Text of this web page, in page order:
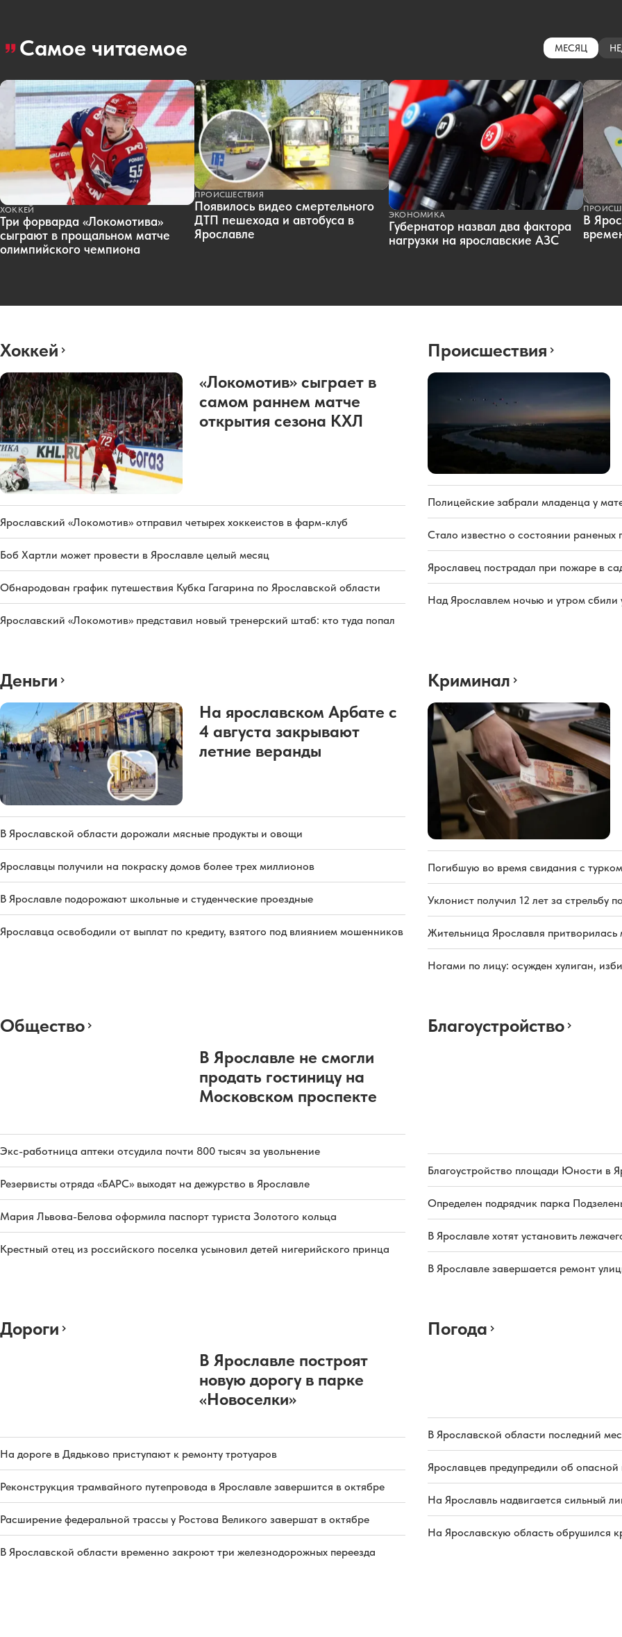
Самое читаемое МЕСЯЦ
ХОККЕЙ
Три форварда «Локомотива»
сыграют в прощальном матче
олимпийского чемпиона
ПРОИСШЕСТВИЯ
Появилось видео смертельного
ДТП пешехода и автобуса в
Ярославле
ЭКОНОМИКА
Губернатор назвал два фактора
нагрузки на ярославские АЗС
В
Хоккей
«Локомотив» сыграет в
самом раннем матче
открытия сезона КХЛ
Ярославский «Локомотив» отправил четырех хоккеистов в фарм-клуб
Боб Хартли может провести в Ярославле целый месяц
Обнародован график путешествия Кубка Гагарина по Ярославской области
Ярославский «Локомотив» представил новый тренерский штаб: кто туда попал
Происшествия
Полицейские забрали младенца у
Стало известно о состоянии
Ярославец пострадал при пожаре в
Над Ярославлем ночью и утром
Деньги
На ярославском Арбате с
4 августа закрывают
летние веранды
В Ярославской области дорожали мясные продукты и овощи
Ярославцы получили на покраску домов более трех миллионов
В Ярославле подорожают школьные и студенческие проездные
Ярославца освободили от выплат по кредиту, взятого под влиянием мошенников
Криминал
Погибшую во время свидания с
Уклонист получил 12 лет за стрельбу
Жительница Ярославля
Ногами по лицу: осужден хулиган,
Общество
В Ярославле не смогли
продать гостиницу на
Московском проспекте
Экс-работница аптеки отсудила почти 800 тысяч за увольнение
Резервисты отряда «БАРС» выходят на дежурство в Ярославле
Мария Львова-Белова оформила паспорт туриста Золотого кольца
Крестный отец из российского поселка усыновил детей нигерийского принца
Благоустройство
Благоустройство площади Юности в
Определен подрядчик парка
В Ярославле хотят установить
В Ярославле завершается ремонт
Дороги
В Ярославле построят
новую дорогу в парке
«Новоселки»
На дороге в Дядьково приступают к ремонту тротуаров
Реконструкция трамвайного путепровода в Ярославле завершится в октябре
Расширение федеральной трассы у Ростова Великого завершат в октябре
В Ярославской области временно закроют три железнодорожных переезда
Погода
В Ярославской области последний
Ярославцев предупредили об
На Ярославль надвигается сильный
На Ярославскую область обрушился